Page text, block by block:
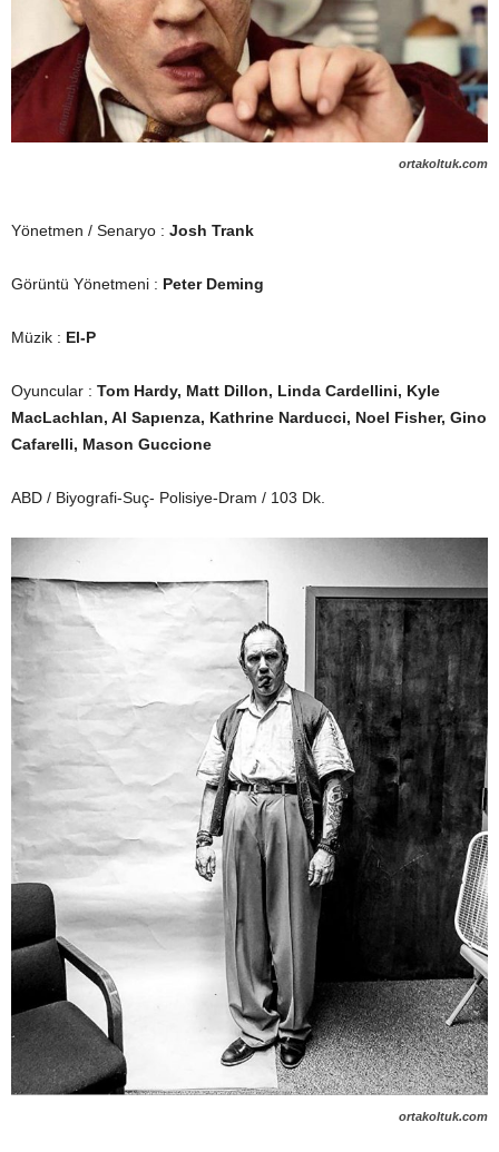
ortakoltuk.com
Yönetmen / Senaryo : Josh Trank
Görüntü Yönetmeni : Peter Deming
Müzik : El-P
Oyuncular : Tom Hardy, Matt Dillon, Linda Cardellini, Kyle
MacLachlan, Al Sapıenza, Kathrine Narducci, Noel Fisher, Gino
Cafarelli, Mason Guccione
ABD / Biyografi-Suç- Polisiye-Dram / 103 Dk.
ortakoltuk.com